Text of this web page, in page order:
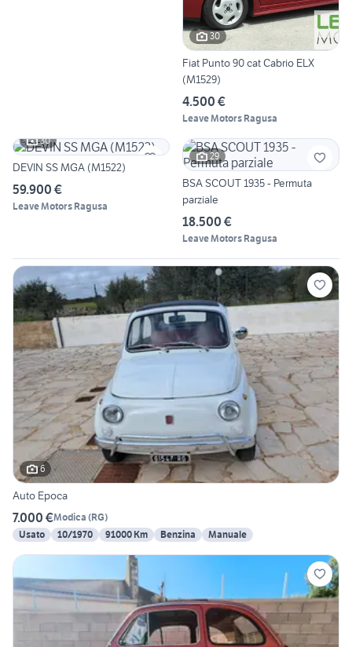
30
Fiat Punto 90 cat Cabrio ELX
(M1529)
4.500 €
Leave Motors Ragusa
30
DEVIN SS MGA (M1522)
59.900 €
Leave Motors Ragusa
29
BSA SCOUT 1935 - Permuta
parziale
18.500 €
Leave Motors Ragusa
6
Auto Epoca
7.000 €Modica (RG)
Usato
10/1970 91000 Km Benzina Manuale